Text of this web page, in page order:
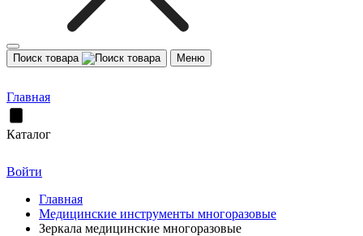
Поиск товара Меню
Главная
Каталог
Войти
Главная
Медицинские инструменты многоразовые
Зеркала медицинские многоразовые